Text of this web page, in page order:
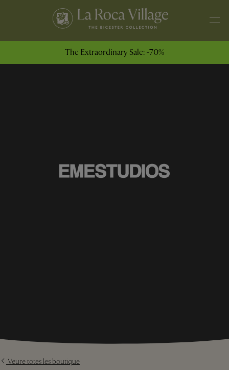
The Extraordinary Sale: -70%
Veure totes les boutique